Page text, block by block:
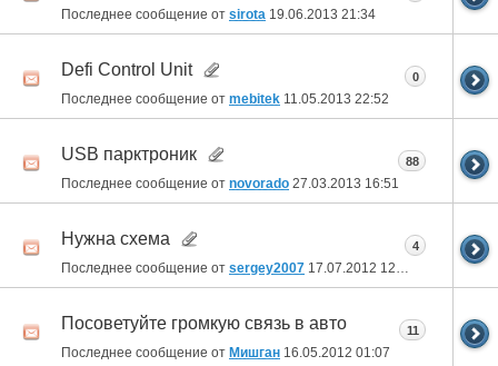
Последнее сообщение от sirota 19.06.2013 21:34
Defi Control Unit
Последнее сообщение от mebitek 11.05.2013 22:52
0
USB парктроник
Последнее сообщение от novorado 27.03.2013 16:51
88
Нужна схема
Последнее сообщение от sergey2007 17.07.2012 12:26
4
Посоветуйте громкую связь в авто
Последнее сообщение от Мишган 16.05.2012 01:07
11